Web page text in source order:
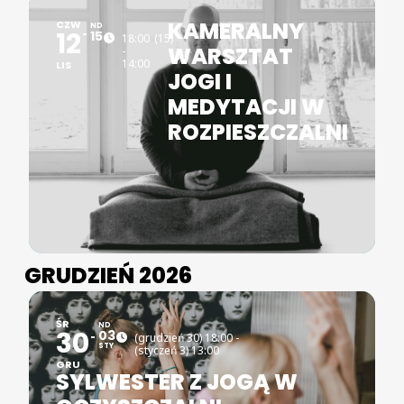
CZW
12
LIS
ND
15
18:00
-
14:00
(15)KAMERALNY
WARSZTAT
JOGI I
MEDYTACJI W
ROZPIESZCZALNI
GRUDZIEŃ 2026
ŚR
30
GRU
ND
03
STY
(grudzień 30) 18:00 -
(styczeń 3) 13:00
SYLWESTER Z JOGĄ W